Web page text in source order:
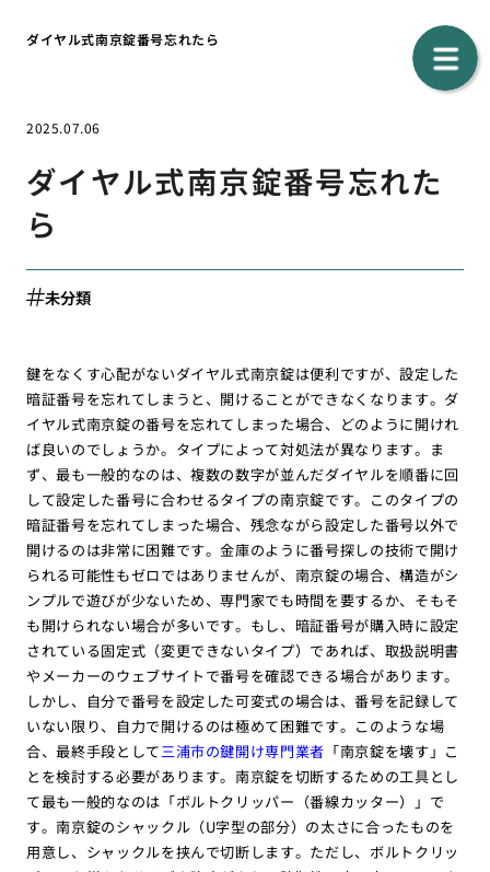
ダイヤル式南京錠番号忘れたら
2025.07.06
ダイヤル式南京錠番号忘れた
ら
未分類
鍵をなくす心配がないダイヤル式南京錠は便利ですが、設定した
暗証番号を忘れてしまうと、開けることができなくなります。ダ
イヤル式南京錠の番号を忘れてしまった場合、どのように開けれ
ば良いのでしょうか。タイプによって対処法が異なります。ま
ず、最も一般的なのは、複数の数字が並んだダイヤルを順番に回
して設定した番号に合わせるタイプの南京錠です。このタイプの
暗証番号を忘れてしまった場合、残念ながら設定した番号以外で
開けるのは非常に困難です。金庫のように番号探しの技術で開け
られる可能性もゼロではありませんが、南京錠の場合、構造がシ
ンプルで遊びが少ないため、専門家でも時間を要するか、そもそ
も開けられない場合が多いです。もし、暗証番号が購入時に設定
されている固定式（変更できないタイプ）であれば、取扱説明書
やメーカーのウェブサイトで番号を確認できる場合があります。
しかし、自分で番号を設定した可変式の場合は、番号を記録して
いない限り、自力で開けるのは極めて困難です。このような場
合、最終手段として三浦市の鍵開け専門業者 「南京錠を壊す」こ
とを検討する必要があります。南京錠を切断するための工具とし
て最も一般的なのは「ボルトクリッパー（番線カッター）」で
す。南京錠のシャックル（U字型の部分）の太さに合ったものを
用意し、シャックルを挟んで切断します。ただし、ボルトクリッ